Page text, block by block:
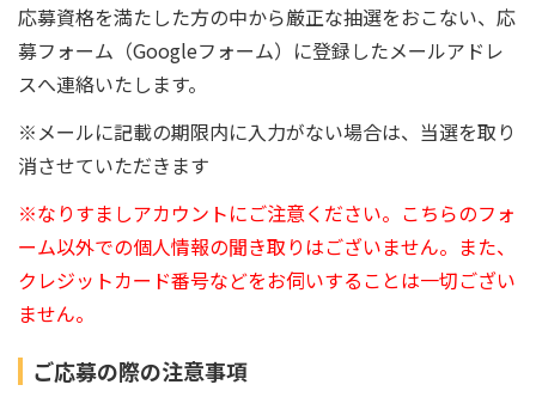
応募資格を満たした方の中から厳正な抽選をおこない、応
募フォーム（Googleフォーム）に登録したメールアドレ
スへ連絡いたします。
※メールに記載の期限内に入力がない場合は、当選を取り
消させていただきます
※なりすましアカウントにご注意ください。こちらのフォ
ーム以外での個人情報の聞き取りはございません。また、
クレジットカード番号などをお伺いすることは一切ござい
ません。
ご応募の際の注意事項